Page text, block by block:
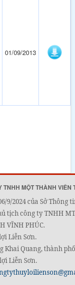
01/09/2013
MỘT THÀNH VIÊN
9/2024 của Sở
tịch công ty TNHH
VĨNH PHÚC.
Liễn Sơn.
Khai Quang, thành
Liễn Sơn.